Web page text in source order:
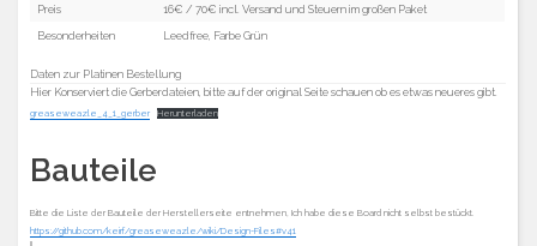
Preis
16€ / 70€ incl. Versand und Steuern im großen Paket
Besonderheiten
Leedfree, Farbe Grün
Daten zur Platinen Bestellung
Hier Konserviert die Gerberdateien, bitte auf der original Seite schauen ob es etwas neueres gibt.
greaseweazle_4_1_gerber Herunterladen
Bauteile
Bitte die Liste der Bauteile der Herstellerseite entnehmen, Ich habe diese Board nicht selbst bestückt.
https://github.com/keirf/greaseweazle/wiki/Design-Files#v41